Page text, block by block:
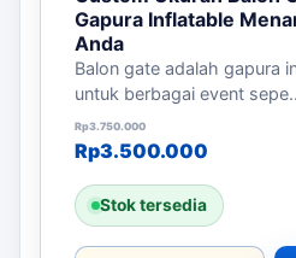
Gapura Inflatable
Anda
Balon gate adalah gapura
untuk berbagai event
Rp3.750.000
Harga aslinya adalah:
Rp3.500.000
Harga saat ini adalah:
Stok tersedia